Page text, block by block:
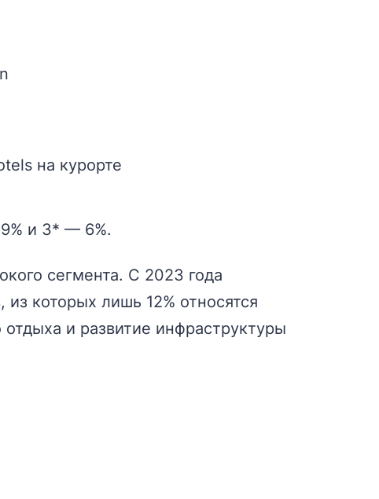
на курорте
и 3* — 6%.
сегмента. С 2023 года
которых лишь 12% относятся
и развитие инфраструктуры